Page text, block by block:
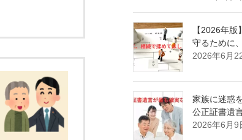
【2026年版
守るために
2026年6月
家族に迷惑
公正証書遺
2026年6月9